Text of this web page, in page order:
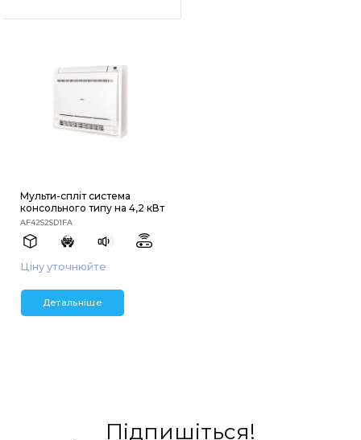
Мульти-спліт система
консольного типу на 4,2 кВт
AF42S2SD1FA
Ціну уточнюйте
Детальніше
Підпишіться!